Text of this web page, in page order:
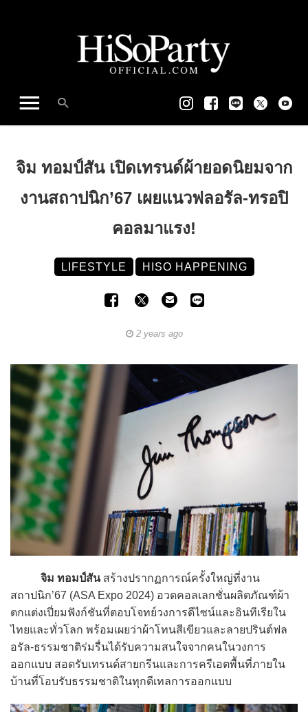
จิม ทอมป์สัน เปิดเทรนด์ผ้ายอดนิยมจาก
งานสถาปนิก’67 เผยแนวฟลอรัล-ทรอปิ
คอลมาแรง!
LIFESTYLE HISO HAPPENING
2 years ago
จิม ทอมป์สันสร้างปรากฏการณ์ครั้งใหญ่ที่งาน
สถาปนิก’67 (ASA Expo 2024) อวดคอลเลกชั่นผลิตภัณฑ์ผ้า
ตกแต่งเปี่ยมฟังก์ชันที่ตอบโจทย์วงการดีไซน์และอินทีเรียใน
ไทยและทั่วโลก พร้อมเผยว่าผ้าโทนสีเขียวและลายปรินต์ฟล
อรัล-ธรรมชาติร่มรื่นได้รับความสนใจจากคนในวงการ
ออกแบบ สอดรับเทรนด์สายกรีนและการครีเอตพื้นที่ภายใน
บ้านที่โอบรับธรรมชาติในทุกดีเทลการออกแบบ